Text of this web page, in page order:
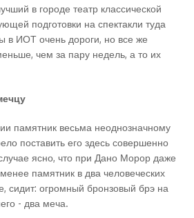
в городе театр классической
подготовки на спектакли туда
в ИОТ очень дороги, но все же
чем за пару недель, а то их
памятник весьма неоднозначному
поставить его здесь совершенно
ясно, что при Дано Морор даже
памятник в два человеческих
сидит: огромный бронзовый брэ на
- два меча.